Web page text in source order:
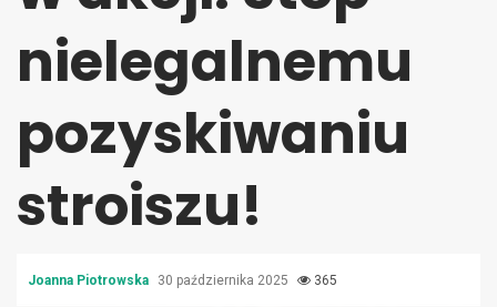
nielegalnemu
pozyskiwaniu
stroiszu!
Joanna Piotrowska 30 października 2025 365